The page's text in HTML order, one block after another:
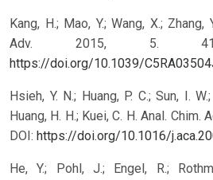
Kang, H.; Mao, Y.; Wang, X.; Zhang,
Adv. 2015, 5.
https://doi.org/10.1039/
Hsieh, Y. N.; Huang, P. C.; Sun, I.
Huang, H. H.; Kuei, C. H. Anal. Chim.
DOI: https://doi.org/10.1016/
He, Y.; Pohl, J.; Engel, R.;